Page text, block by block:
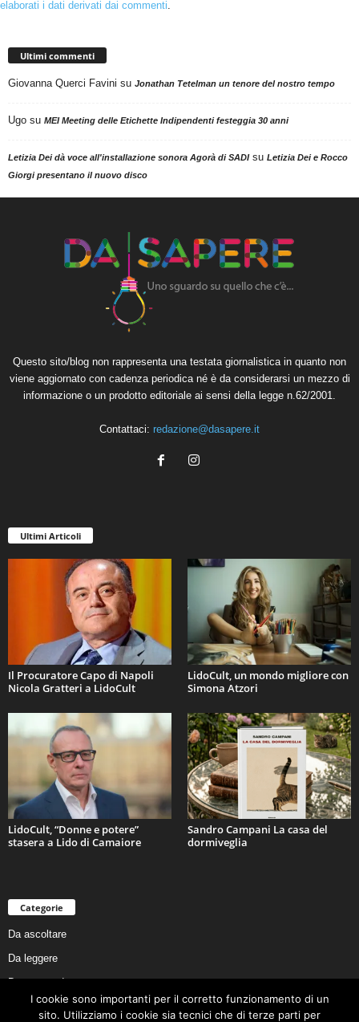
elaborati i dati derivati dai commenti.
Ultimi commenti
Giovanna Querci Favini su Jonathan Tetelman un tenore del nostro tempo
Ugo su MEI Meeting delle Etichette Indipendenti festeggia 30 anni
Letizia Dei dà voce all'installazione sonora Agorà di SADIsu Letizia Dei e Rocco
Giorgi presentano il nuovo disco
Questo sito/blog non rappresenta una testata giornalistica in quanto non
viene aggiornato con cadenza periodica né è da considerarsi un mezzo di
informazione o un prodotto editoriale ai sensi della legge n.62/2001.
Contattaci: redazione@dasapere.it
Ultimi Articoli
Il Procuratore Capo di Napoli
Nicola Gratteri a LidoCult
LidoCult, un mondo migliore con
Simona Atzori
LidoCult, “Donne e potere”
stasera a Lido di Camaiore
Sandro Campani La casa del
dormiveglia
Categorie
Da ascoltare
Da leggere
Da non perdere
Da conoscere
I cookie sono importanti per il corretto funzionamento di un
sito. Utilizziamo i cookie sia tecnici che di terze parti per